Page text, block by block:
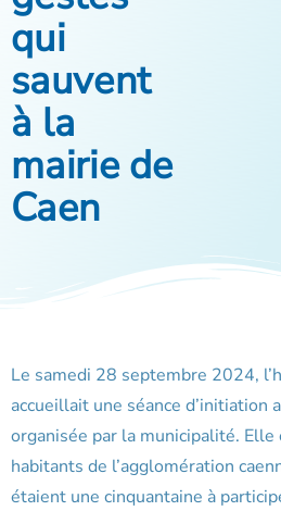
qui
sauvent
à la
mairie de
Caen
Le samedi 28 septembre 2024,
accueillait une séance d’initiation
organisée par la municipalité.
habitants de l’agglomération
étaient une cinquantaine à